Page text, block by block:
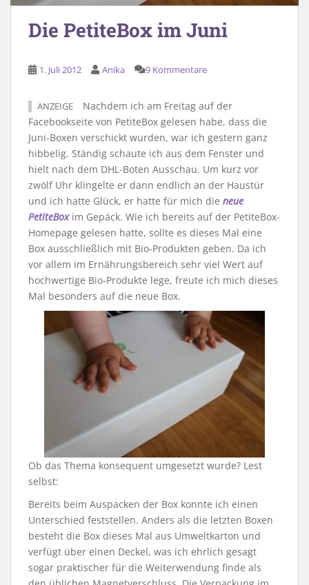
Die PetiteBox im Juni
1. Juli 2012 Anika 9 Kommentare
ANZEIGE
Nachdem ich am Freitag auf der
Facebookseite von PetiteBox gelesen habe, dass die
Juni-Boxen verschickt wurden, war ich gestern ganz
hibbelig. Ständig schaute ich aus dem Fenster und
hielt nach dem DHL-Boten Ausschau. Um kurz vor
zwölf Uhr klingelte er dann endlich an der Haustür
und ich hatte Glück, er hatte für mich die neue
PetiteBoxim Gepäck. Wie ich bereits auf der PetiteBox-
Homepage gelesen hatte, sollte es dieses Mal eine
Box ausschließlich mit Bio-Produkten geben. Da ich
vor allem im Ernährungsbereich sehr viel Wert auf
hochwertige Bio-Produkte lege, freute ich mich dieses
Mal besonders auf die neue Box.
Ob das Thema konsequent umgesetzt wurde? Lest
selbst:
Bereits beim Auspacken der Box konnte ich einen
Unterschied feststellen. Anders als die letzten Boxen
besteht die Box dieses Mal aus Umweltkarton und
verfügt über einen Deckel, was ich ehrlich gesagt
sogar praktischer für die Weiterwendung finde als